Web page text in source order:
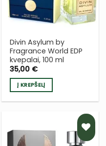
Divin Asylum by
Fragrance World EDP
kvepalai, 100 ml
35,00 €
Į KREPŠELĮ